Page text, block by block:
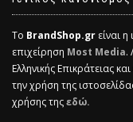
Το BrandShop.gr είναι
επιχείρηση Most Media.
Ελληνικής Επικράτειας
την χρήση της
χρήσης τηςεδώ.